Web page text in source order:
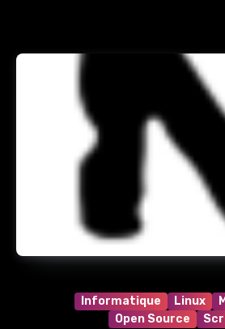
Informatique Linux
Open Source